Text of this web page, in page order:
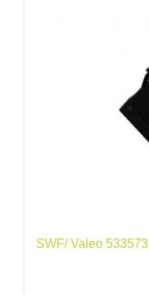
SWF/ Valeo 533573